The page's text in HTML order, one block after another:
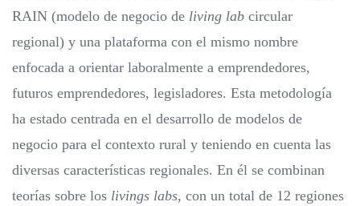
RAIN (modelo de negocio de living lab circular
regional) y una plataforma con el mismo nombre
enfocada a orientar laboralmente a emprendedores,
futuros emprendedores, legisladores. Esta metodología
ha estado centrada en el desarrollo de modelos de
negocio para el contexto rural y teniendo en cuenta las
diversas características regionales. En él se combinan
teorías sobre los livings labs, con un total de 12 regiones